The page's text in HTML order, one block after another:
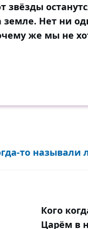
звёзды
земле. Нет ни
же мы не
то называли
Кого
Царём в